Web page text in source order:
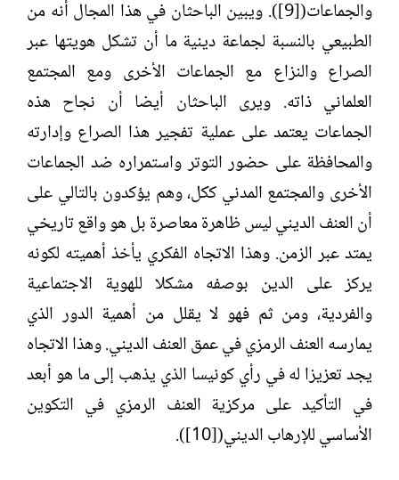
والجماعات([9]). ويبين الباحثان في هذا المجال أنه من
الطبيعي بالنسبة لجماعة دينية ما أن تشكل هويتها عبر
الصراع والنزاع مع الجماعات الأخرى ومع المجتمع
العلماني ذاته. ويرى الباحثان أيضا أن نجاح هذه
الجماعات يعتمد على عملية تفجير هذا الصراع وإدارته
والمحافظة على حضور التوتر واستمراره ضد الجماعات
الأخرى والمجتمع المدني ككل، وهم يؤكدون بالتالي على
أن العنف الديني ليس ظاهرة معاصرة بل هو واقع تاريخي
يمتد عبر الزمن. وهذا الاتجاه الفكري يأخذ أهميته لكونه
يركز على الدين بوصفه مشكلا للهوية الاجتماعية
والفردية، ومن ثم فهو لا يقلل من أهمية الدور الذي
يمارسه العنف الرمزي في عمق العنف الديني. وهذا الاتجاه
يجد تعزيزا له في رأي كونيسا الذي يذهب إلى ما هو أبعد
في التأكيد على مركزية العنف الرمزي في التكوين
الأساسي للإرهاب الديني([10]).